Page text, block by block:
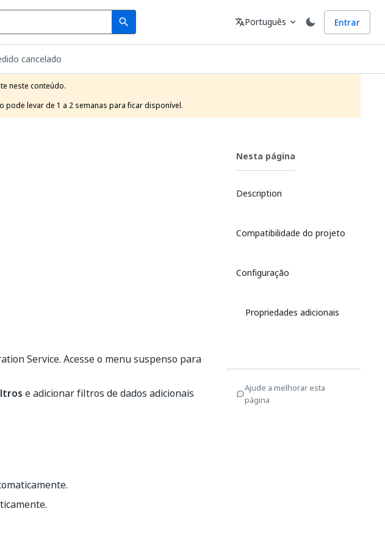
search
Search Idioma
translatePortuguês expand_more Entrar
cancelado
neste conteúdo.
pode levar de 1 a 2 semanas para ficar disponível.
Service. Acesse o menu suspenso para
e adicionar filtros de dados adicionais
Nesta página
Description
Compatibilidade do projeto
Configuração
Propriedades adicionais
Ajude a melhorar esta
página